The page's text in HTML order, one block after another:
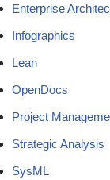
Enterprise
Infographics
Lean
OpenDocs
Project
Strategic Analysis
SysML